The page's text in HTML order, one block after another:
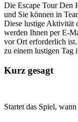
Die Escape Tour Den
und Sie können in
Diese lustige Aktivität
werden Ihnen per E-
vor Ort erforderlich ist.
zu einem lustigen Tag
Kurz gesagt
Startet das Spiel,